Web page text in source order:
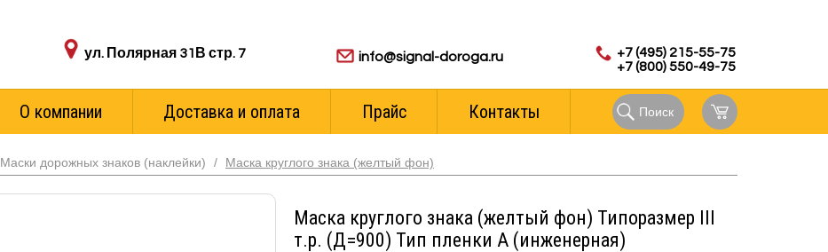
ул. Полярная 31В стр. 7
info@signal-doroga.ru
+7 (495) 215-55-75
+7 (800) 550-49-75
О компании Доставка и оплата Прайс Контакты Поиск
Маски дорожных знаков (наклейки) / Маска круглого знака (желтый фон)
Маска круглого знака (желтый фон) Типоразмер III
т.р. (Д=900) Тип пленки А (инженерная)